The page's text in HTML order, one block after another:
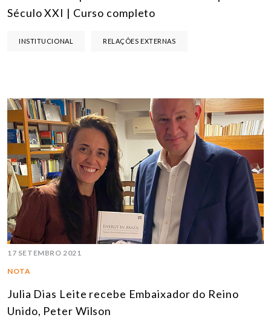
Século XXI | Curso completo
INSTITUCIONAL RELAÇÕES EXTERNAS
17 SETEMBRO 2021
NOTA
Julia Dias Leite recebe Embaixador do Reino
Unido, Peter Wilson